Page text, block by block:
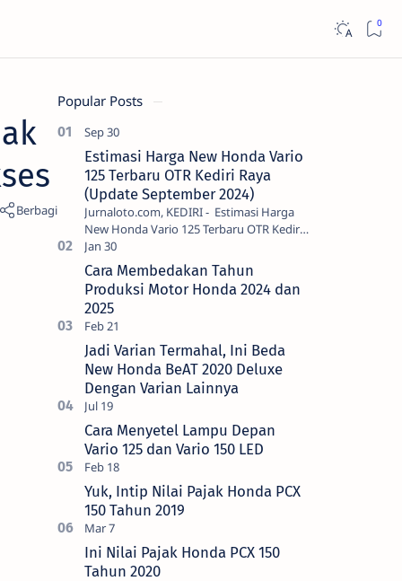
Popular Posts
Estimasi Harga New Honda Vario
125 Terbaru OTR Kediri Raya
(Update September 2024)
Jurnaloto.com, KEDIRI - Estimasi Harga
New Honda Vario 125 Terbaru OTR Kediri
Raya (Update September 2024) Brosis
sekalian, PT Astra Honda Motor (AH…
Cara Membedakan Tahun
Produksi Motor Honda 2024 dan
2025
Jadi Varian Termahal, Ini Beda
New Honda BeAT 2020 Deluxe
Dengan Varian Lainnya
Cara Menyetel Lampu Depan
Vario 125 dan Vario 150 LED
Yuk, Intip Nilai Pajak Honda PCX
150 Tahun 2019
Ini Nilai Pajak Honda PCX 150
Tahun 2020